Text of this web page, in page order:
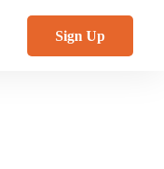
Sign Up